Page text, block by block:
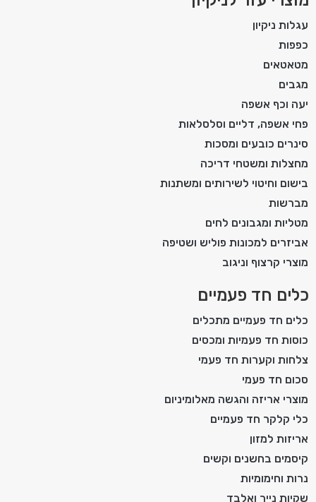
עגלות ניקיון
כפפות
מטאטאים
מגבים
יעה וכף אשפה
פחי אשפה, דליים וסלסלאות
סינרים כובעים ומסכות
מחצלות ומשטחי דריכה
בישום וחיטוי לשירותים ומשתנות
מברשות
מטליות ומגבונים לחים
אביזרים למכונות פוליש ושטיפה
מוצרי קרצוף וניגוב
כלים חד פעמיים
כלים חד פעמיים מתכלים
כוסות חד פעמיות ומכסים
צלחות וקערות חד פעמי
סכום חד פעמי
מוצרי אריזה והגשה מאלומיניום
כלי קלקר חד פעמיים
אריזות למזון
קיסמים בחשנים וקשים
נרות וחימומיות
שקיות נייר ואלבד